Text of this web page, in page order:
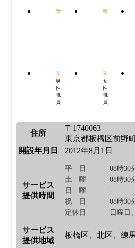
男
性
職
員
女
性
職
員
住所
〒1740063
東京都板橋区前野
開設年月日
2012年8月1日
サービス
提供時間
平日
08時30
土曜
08時30
日曜
-
祝日
08時30
定休日
日曜日
サービス
提供地域
板橋区、北区、練